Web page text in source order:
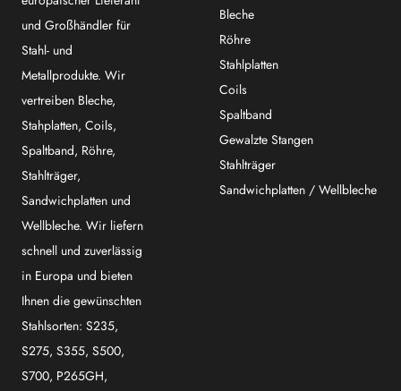
und Großhändler für
Stahl- und
Metallprodukte. Wir
vertreiben Bleche,
Stahplatten, Coils,
Spaltband, Röhre,
Stahlträger,
Sandwichplatten und
Wellbleche. Wir liefern
schnell und zuverlässig
in Europa und bieten
Ihnen die gewünschten
Stahlsorten: S235,
S275, S355, S500,
S700, P265GH,
Bleche
Röhre
Stahlplatten
Coils
Spaltband
Gewalzte Stangen
Stahlträger
Sandwichplatten / Wellbleche